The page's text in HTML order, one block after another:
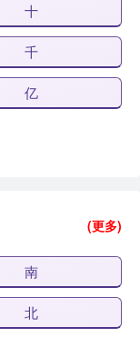
十
千
亿
(更多)
南
北